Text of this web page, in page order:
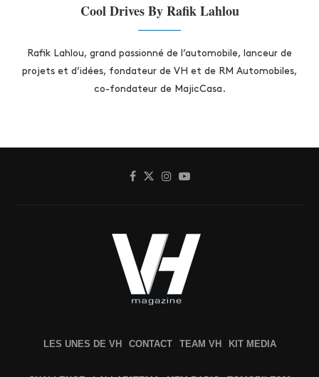
Cool Drives By Rafik Lahlou
Rafik Lahlou, grand passionné de l’automobile, lanceur de
projets et d’idées, fondateur de VH et de RM Automobiles,
co-fondateur de MajicCasa.
LES UNES DE VH CONTACT TEAM VH KIT MEDIA